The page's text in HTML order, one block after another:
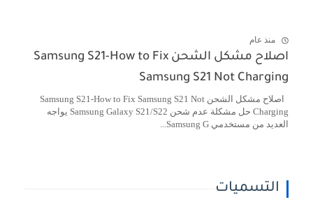
منذ عام
اصلاح مشكل الشحن Samsung S21-How to Fix
Samsung S21 Not Charging
اصلاح مشكل الشحن Samsung S21-How to Fix Samsung S21 Not
Charging حل مشكلة عدم شحن Samsung Galaxy S21/S22 يواجه
العديد من مستخدمي Samsung G...
التسميات